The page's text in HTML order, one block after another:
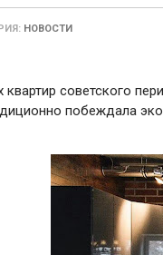
НОВОСТИ
советского
побеждала